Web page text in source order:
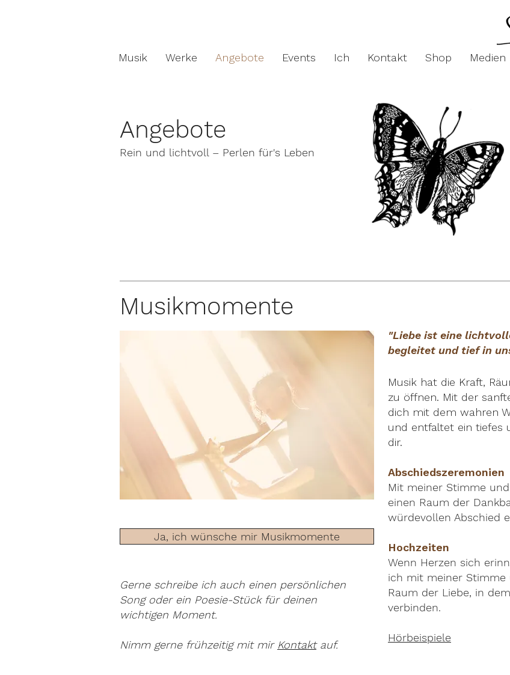
Musik Werke Angebote Events Ich Kontakt Shop Medien
Angebote
Rein und lichtvoll – Perlen für's Leben
Musikmomente
Ja, ich wünsche mir Musikmomente
Gerne schreibe ich auch einen persönlichen
Song oder ein Poesie-Stück für deinen
wichtigen Moment.
Nimm gerne frühzeitig mit mir Kontaktauf.
"Liebe ist eine
begleitet und tief in
Musik hat die Kraft,
zu öffnen. Mit der
dich mit dem wahren
und entfaltet ein tiefes
dir.
Abschiedszeremonien
Mit meiner Stimme
einen Raum der
würdevollen Abschied
Hochzeiten
Wenn Herzen sich
ich mit meiner Stimme
Raum der Liebe, in
verbinden.
Hörbeispiele